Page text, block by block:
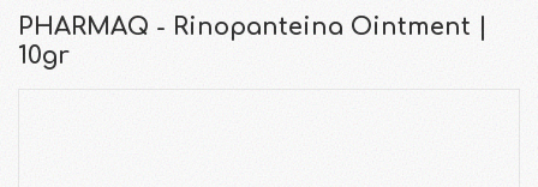
PHARMAQ - Rinopanteina Ointment |
10gr